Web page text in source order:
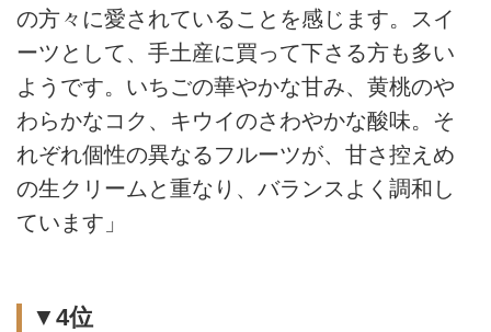
の方々に愛されていることを感じます。スイ
ーツとして、手土産に買って下さる方も多い
ようです。いちごの華やかな甘み、黄桃のや
わらかなコク、キウイのさわやかな酸味。そ
れぞれ個性の異なるフルーツが、甘さ控えめ
の生クリームと重なり、バランスよく調和し
ています」
▼4位